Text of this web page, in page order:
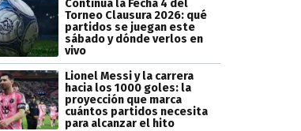
Continúa la Fecha 4 del
Torneo Clausura 2026: qué
partidos se juegan este
sábado y dónde verlos en
vivo
Lionel Messi y la carrera
hacia los 1000 goles: la
proyección que marca
cuántos partidos necesita
para alcanzar el hito